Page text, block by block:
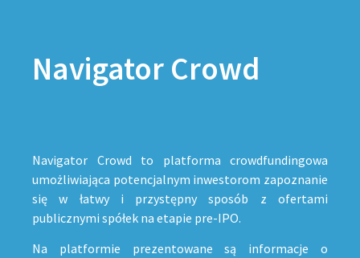
Navigator Crowd
Navigator Crowd to platforma crowdfundingowa
umożliwiająca potencjalnym inwestorom zapoznanie
się w łatwy i przystępny sposób z ofertami
publicznymi spółek na etapie pre-IPO.
Na platformie prezentowane są informacje o